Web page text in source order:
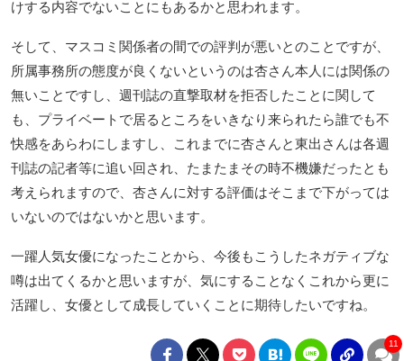
けする内容でないことにもあるかと思われます。
そして、マスコミ関係者の間での評判が悪いとのことですが、
所属事務所の態度が良くないというのは杏さん本人には関係の
無いことですし、週刊誌の直撃取材を拒否したことに関して
も、プライベートで居るところをいきなり来られたら誰でも不
快感をあらわにしますし、これまでに杏さんと東出さんは各週
刊誌の記者等に追い回され、たまたまその時不機嫌だったとも
考えられますので、杏さんに対する評価はそこまで下がっては
いないのではないかと思います。
一躍人気女優になったことから、今後もこうしたネガティブな
噂は出てくるかと思いますが、気にすることなくこれから更に
活躍し、女優として成長していくことに期待したいですね。
11